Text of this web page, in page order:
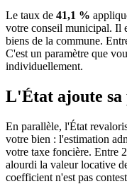
Le taux de 41,1 %
votre conseil municipal. Il
biens de la commune.
C'est un paramètre que
individuellement.
L'État ajoute sa
En parallèle, l'État
votre bien : l'estimation
votre taxe foncière. Entre
alourdi la valeur locative
coefficient n'est pas